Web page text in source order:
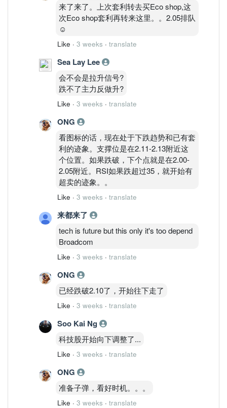
来了来了。上次套利转去买Eco shop,这
次Eco shop套利再转来这里。。2.05排队
☺️
Like · 3 weeks · translate
Sea Lay Lee
会不会是拉升信号?
跌不了主力反做升?
Like · 3 weeks · translate
ONG
看图标的话，现在处于下跌趋势和已有套
利的迹象。支撑位是在2.11-2.13附近这
个位置。如果跌破，下个点就是在2.00-
2.05附近。RSI如果跌超过35，就开始有
超卖的迹象。。
Like · 3 weeks · translate
来都来了
tech is future but this only it's too depend
Broadcom
Like · 3 weeks · translate
ONG
已经跌破2.10了，开始往下走了
Like · 3 weeks · translate
Soo Kai Ng
科技股开始向下调整了...
Like · 3 weeks · translate
ONG
准备子弹，看好时机。。。
Like · 3 weeks · translate